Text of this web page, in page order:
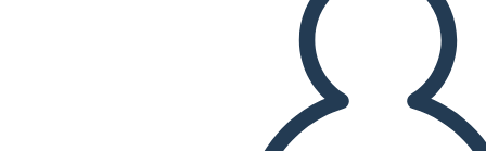
BENİ OKU